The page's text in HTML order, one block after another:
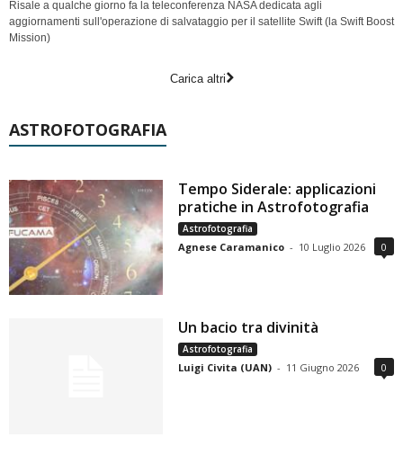
Risale a qualche giorno fa la teleconferenza NASA dedicata agli
aggiornamenti sull'operazione di salvataggio per il satellite Swift (la Swift Boost
Mission)
Carica altri
ASTROFOTOGRAFIA
Tempo Siderale: applicazioni
pratiche in Astrofotografia
Astrofotografia
Agnese Caramanico - 10 Luglio 2026 0
Un bacio tra divinità
Astrofotografia
Luigi Civita (UAN) - 11 Giugno 2026 0